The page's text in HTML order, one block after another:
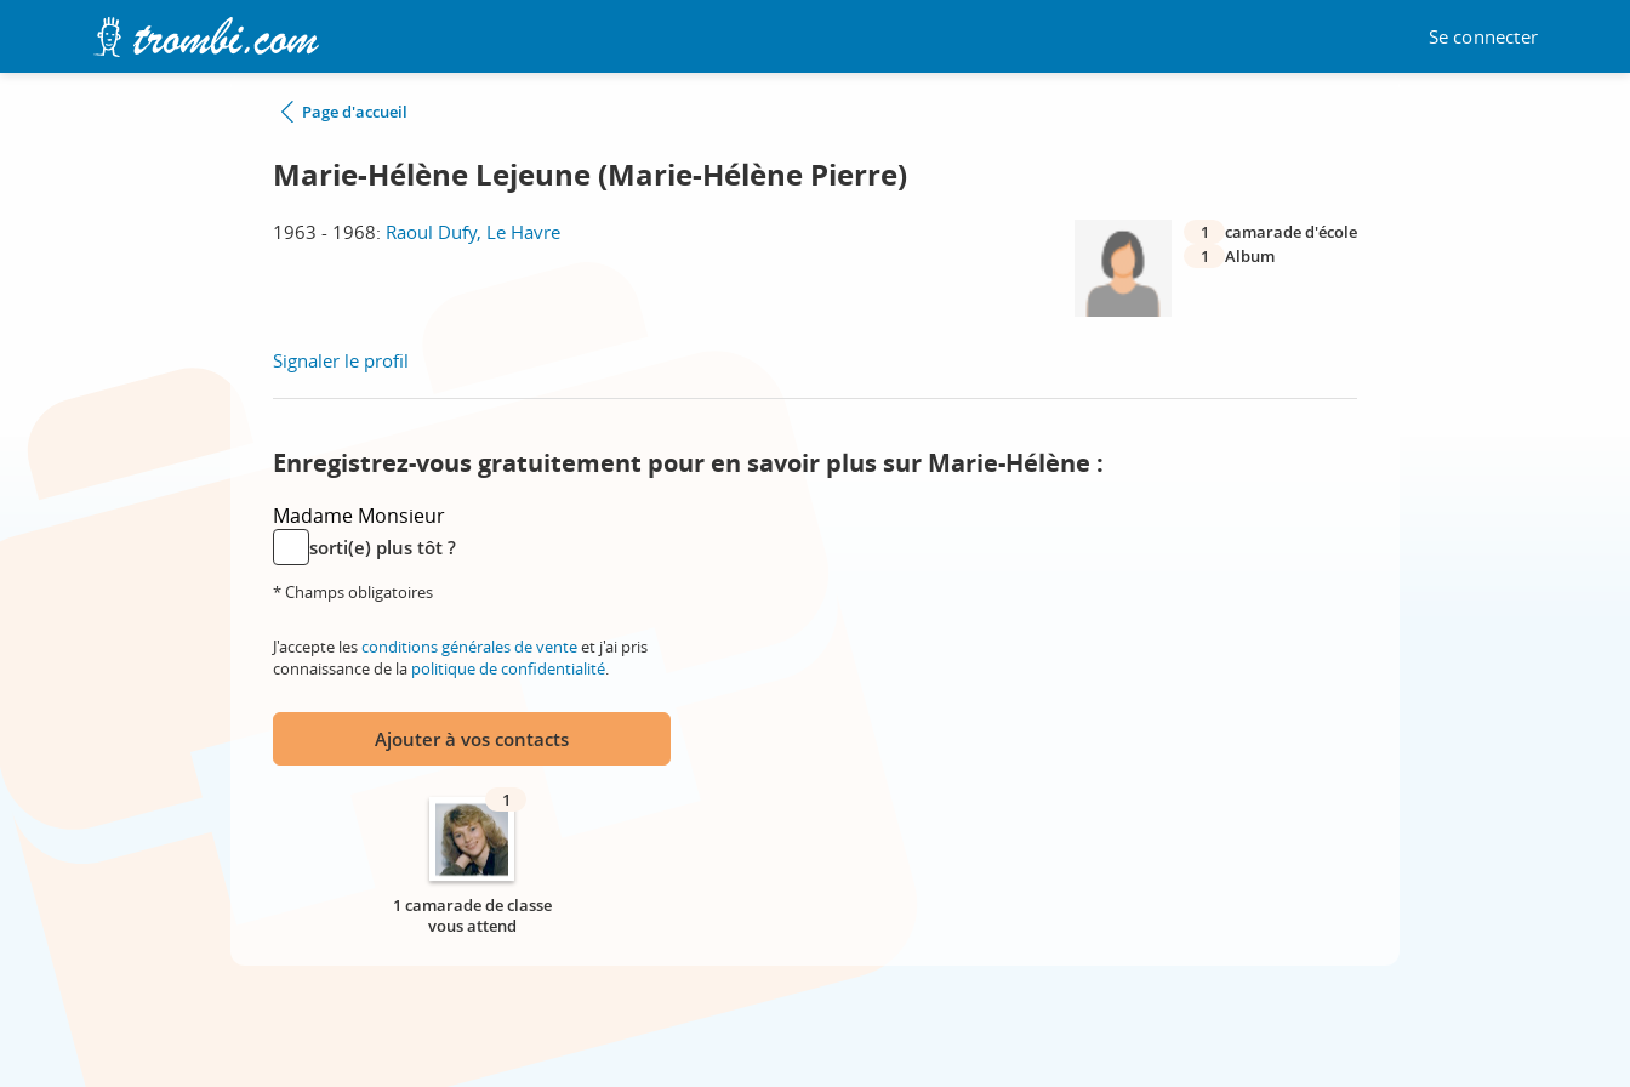
Se connecter
Page d'accueil
Marie-Hélène Lejeune (Marie-Hélène Pierre)
1963 - 1968: Raoul Dufy, Le Havre 1
camarade d'école
1
Album
Signaler le profil
Enregistrez-vous gratuitement pour en savoir plus sur Marie-Hélène :
Madame Monsieur
sorti(e) plus tôt ?
* Champs obligatoires
J'accepte lesconditions générales de venteet j'ai pris
connaissance de la politique de confidentialité.
Ajouter à vos contacts
1
1 camarade de classe
vous attend